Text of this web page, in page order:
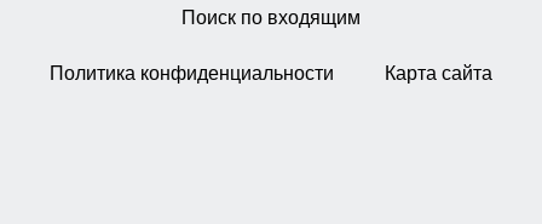
Поиск по входящим
Политика конфиденциальности Карта сайта